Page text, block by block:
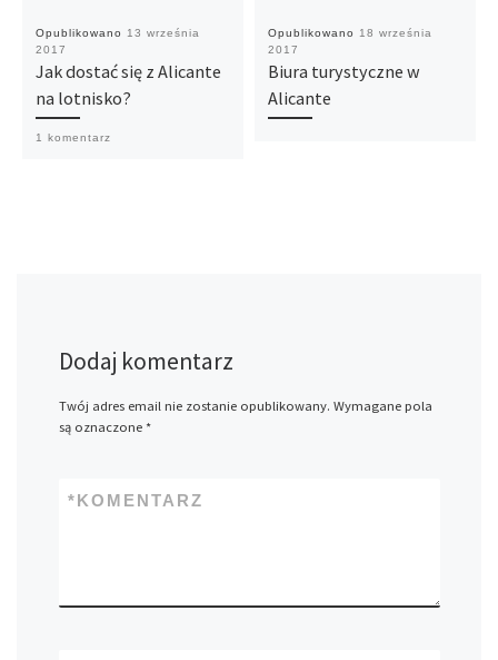
Opublikowano
13 września
2017
Jak dostać się z Alicante
na lotnisko?
1 komentarz
Opublikowano
18 września
2017
Biura turystyczne w
Alicante
Dodaj komentarz
Twój adres email nie zostanie opublikowany. Wymagane pola
są oznaczone *
KOMENTARZ
*